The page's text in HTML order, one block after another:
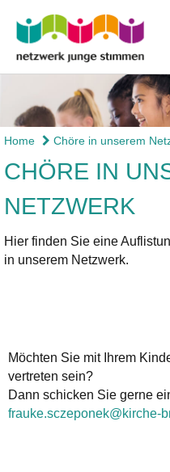
Home Chöre in unserem
CHÖRE IN
NETZWERK
Hier finden Sie eine
in unserem Netzwerk.
Möchten Sie mit Ihrem
vertreten sein?
Dann schicken Sie gerne
frauke.sczeponek@kirche-